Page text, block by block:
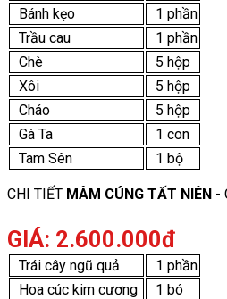
Bánh kẹo
1 phần
Trầu cau
1 phần
Chè
5 hộp
Xôi
5 hộp
Cháo
5 hộp
Gà Ta
1 con
Tam Sên
1 bộ
CHI TIẾT MÂM CÚNG TẤT NIÊN -
GIÁ: 2.600.000đ
Trái cây ngũ quả
1 phần
Hoa cúc kim cương
1 bó